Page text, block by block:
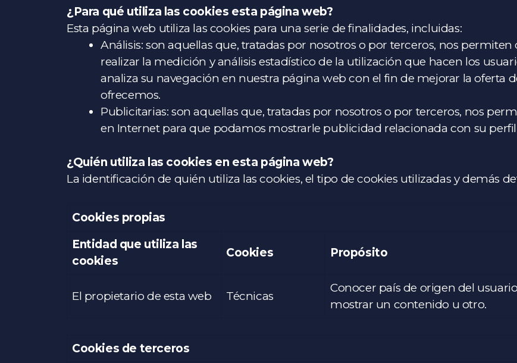
¿Para qué utiliza las cookies esta página web?
Esta página web utiliza las cookies para una serie de finalidades, incluidas:
Análisis: son aquellas que, tratadas por nosotros o por terceros, nos
realizar la medición y análisis estadístico de la utilización que hacen los
analiza su navegación en nuestra página web con el fin de mejorar la oferta
ofrecemos.
Publicitarias: son aquellas que, tratadas por nosotros o por terceros, nos
en Internet para que podamos mostrarle publicidad relacionada con su
¿Quién utiliza las cookies en esta página web?
La identificación de quién utiliza las cookies, el tipo de cookies utilizadas y demás
Cookies propias
Entidad que utiliza las
cookies
Cookies Propósito
El propietario de esta web Técnicas
Conocer país de origen del
mostrar un contenido u otro.
Cookies de terceros